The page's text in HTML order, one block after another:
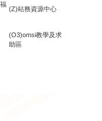
(Z)站務資源中心
(O3)omsi教學及求
助區